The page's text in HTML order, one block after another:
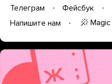
Телеграм Фейсбук
Напишите нам